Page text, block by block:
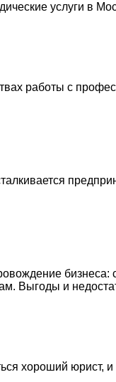
услуги в
работы с
бизнеса:
Выгоды и
хороший юрист, и